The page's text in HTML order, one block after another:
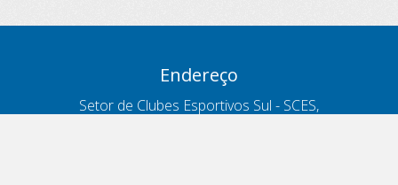
Endereço
Setor de Clubes Esportivos Sul - SCES,